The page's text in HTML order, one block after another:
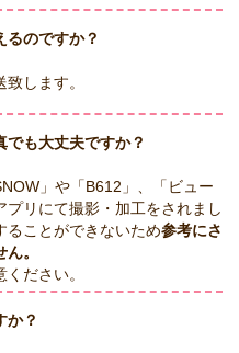
るのですか？
します。
でも大丈夫ですか？
」や「B612」、「ビュー
リにて撮影・加工をされまし
ることができないため参考にさ
。
ださい。
か？